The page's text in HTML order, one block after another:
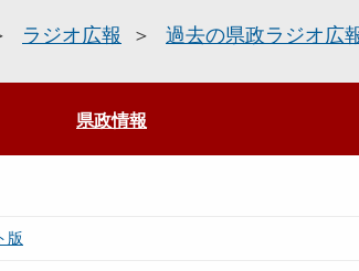
ラジオ広報 過去の県政ラジオ広
県政情報
版